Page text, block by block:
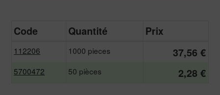
Code Quantité Prix
112206 1000 pieces 37,56 €
5700472 50 pièces 2,28 €